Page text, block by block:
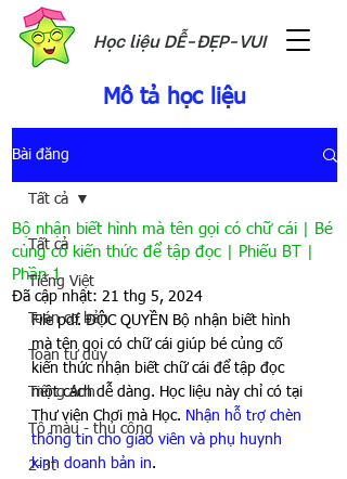
Học liệu DỄ-ĐẸP-VUI
Mô tả học liệu
Bài đăng
Tất cả
Tiếng Việt
Toán cơ bản
Toán tư duy
Tiếng Anh
Tô màu - thủ công
2-3t
Tất cả
Bộ nhận biết hình mà tên gọi có chữ cái | Bé
củng cố kiến thức để tập đọc | Phiếu BT |
Phần 1
Đã cập nhật: 21 thg 5, 2024
File pdf. ĐỘC QUYỀN Bộ nhận biết hình
mà tên gọi có chữ cái giúp bé củng cố
kiến thức nhận biết chữ cái để tập đọc
một cách dễ dàng. Học liệu này chỉ có tại
Thư viện Chơi mà Học. Nhận hỗ trợ chèn
thông tin cho giáo viên và phụ huynh
kinh doanh bản in.